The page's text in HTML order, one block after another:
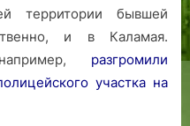
территории бывшей
и в Каламая.
разгромили
участка на